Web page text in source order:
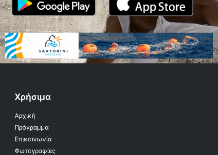
Χρήσιμα
Αρχική
Πρόγραμμα
Επικοινωνία
Φωτογραφίες